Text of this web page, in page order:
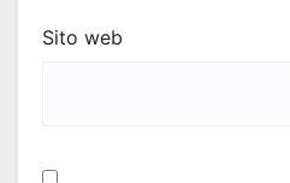
Sito web